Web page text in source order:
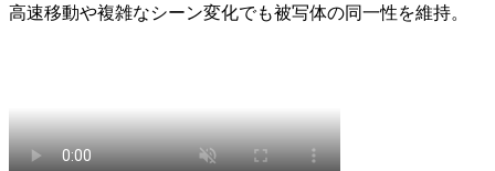
高速移動や複雑なシーン変化でも被写体の同一性を維持。